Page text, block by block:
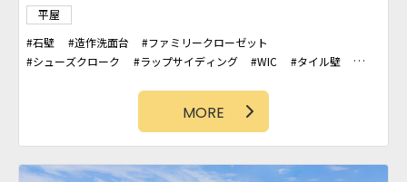
平屋
石壁
造作洗面台
ファミリークローゼット
シューズクローク
ラップサイディング WIC
タイル壁
MORE